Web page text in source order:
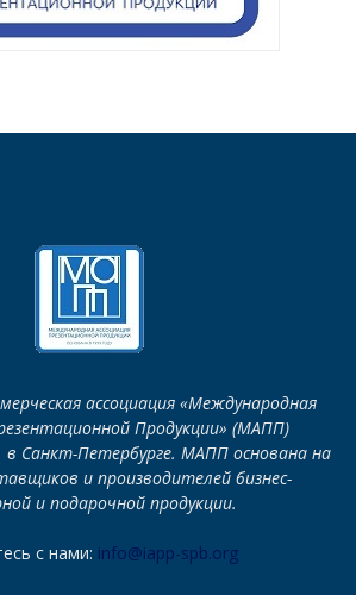
ассоциация «Международная
Продукции» (МАПП)
в Санкт-Петербурге. МАПП основана на
и производителей бизнес-
и подарочной продукции.
с нами: info@iapp-spb.org